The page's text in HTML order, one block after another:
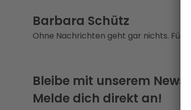
Barbara Schütz
Ohne Nachrichten geht gar nichts. Für
Bleibe mit unserem
Melde dich direkt an!